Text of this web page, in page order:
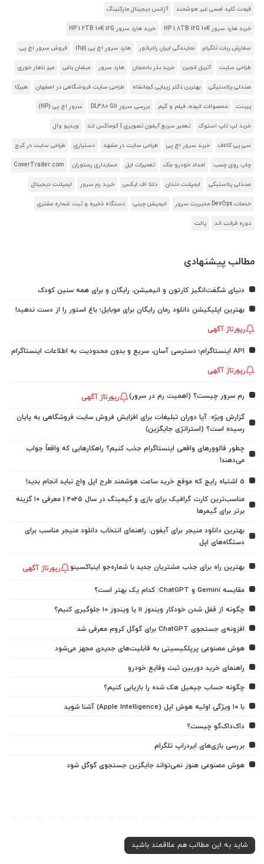
قیمت کلید لمسی غیر هوشمند آژانس دیجیتال مارکتینگ
خرید هارد سرور HP 1.8TB 12G 10K خرید هارد سرور HP 1.2TB 10K 12G
سفارش ربات تلگرام نمایندگی ایران رادیاتور هارد سرور اچ پی (hp) فروش سرور اچ پی
طراحی سایت آنریل انجین خرید بذر بادمجان هارد سرور مبلمان باغی میز ناهار خوری
صندلی پلاستیکی بهترین دکتر زیبایی کرمانشاه طراحی سایت فروشگاهی در اصفهان هیرکا
پرینت محصولات انیمه، فیلم و گیم بررسی سرور DL380 G11 سرور اچ پی (HP)
خرید لپ تاپ استوک تعمیر سریع آیفون تصویری | کوماکس لند ویدیو وال
سی پی کالاف خرید سرور اچ پی طراحی سایت در مشهد دستیاری طراحی سایت در کرج
چاپ روی چسب امداد خودرو جک تعمیرات اپل حسابداری رستوران CoverTrader.com
صندلی پلاستیکی ایمپلنت دندان دلتا اف ایکس خرید رم سرور ایمپلنت دیجیتال
خدمات DevOps مدیریت سرور انیمیشن چینی دستگاه ذخیره و ثبت شماره مشتری
دوره فرانت اند پالت
مطالب پیشنهادی
دنیای شگفت‌انگیز کارتون و انیمیشن، رایگان و برای همه سنین کودک
بهترین اپلیکیشن دانلود رمان رایگان برای موبایل؛ باغ استور را از دست ندهید!
رپورتاژ آگهی
API اینستاگرام؛ دسترسی آسان، سریع و بدون محدودیت به اطلاعات اینستاگرام
رپورتاژ آگهی
رم سرور چیست؟ (اهمیت رم در سرور) رپورتاژ آگهی
گزارش ویژه: آیا دوران تبلیغات برای افزایش فروش سایت فروشگاهی به پایان
رسیده است؟ (استراتژی جایگزین)
چطور فالوورهای واقعی اینستاگرام جذب کنیم؟ راهکارهایی که واقعاً جواب
می‌دهند!
5 اشتباه رایج که موقع خرید ساعت هوشمند طرح اپل واچ نباید انجام بدید!
مناسب‌ترین کارت گرافیک برای بازی و گیمینگ در سال ۲۰۲۵ | معرفی ۱۰ گزینه
برتر برای گیمرها
بهترین دانلود منیجر برای آیفون: راهنمای انتخاب دانلود منیجر مناسب برای
دستگاه‌های اپل
بهترین راه برای جذب مشتریان جدید با شماره‌جو اینباکسینو رپورتاژ آگهی
مقایسه Gemini و ChatGPT: کدام یک بهتر است؟
چگونه از قفل شدن خودکار ویندوز 11 یا ویندوز 10 جلوگیری کنیم؟
افزونه‌ی جستجوی ChatGPT برای گوگل کروم معرفی شد
هوش مصنوعی پرپلکیسیتی به قابلیت‌های جدیدی مجهز می‌شود
راهنمای خرید دوربین ثبت وقایع خودرو
چگونه حساب جیمیل هک شده را بازیابی کنیم؟
با ۱۰ ویژگی اولیه هوش اپل (Apple Intelligence) آشنا شوید
داک‌داک‌گو چیست؟
بررسی بازی‌های ایردراپ تلگرام
هوش مصنوعی هنوز نمی‌تواند جایگزین جستجوی گوگل شود
شاید به این مطالب هم علاقمند باشید